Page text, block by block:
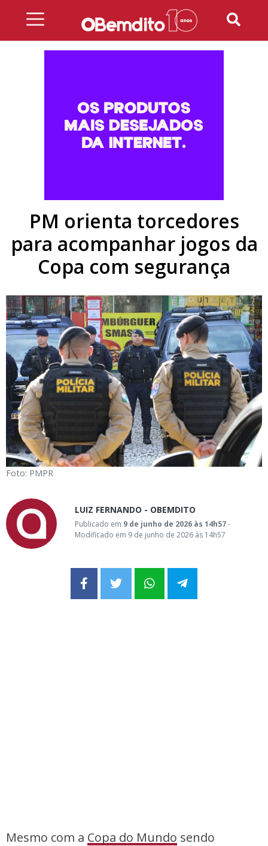
PM orienta torcedores
para acompanhar jogos da
Copa com segurança
Foto: PMPR
LUIZ FERNANDO - OBEMDITO
Publicado em 9 de junho de 2026 às 14h57-
Modificado em 9 de junho de 2026 às 14h57
Mesmo com a Copa do Mundo sendo